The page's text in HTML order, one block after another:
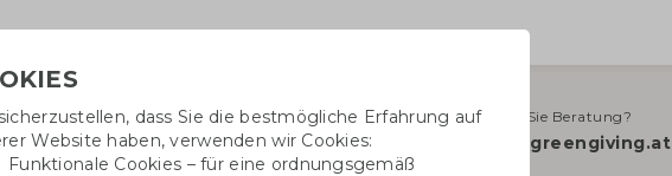
Benötigen Sie Beratung?
info@greengiving.at
dass Sie die bestmögliche Erfahrung auf
Website haben, verwenden wir Cookies:
Funktionale Cookies – für eine ordnungsgemäß